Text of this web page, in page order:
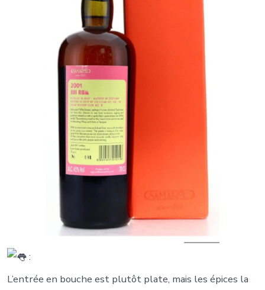
:
L’entrée en bouche est plutôt plate, mais les épices la